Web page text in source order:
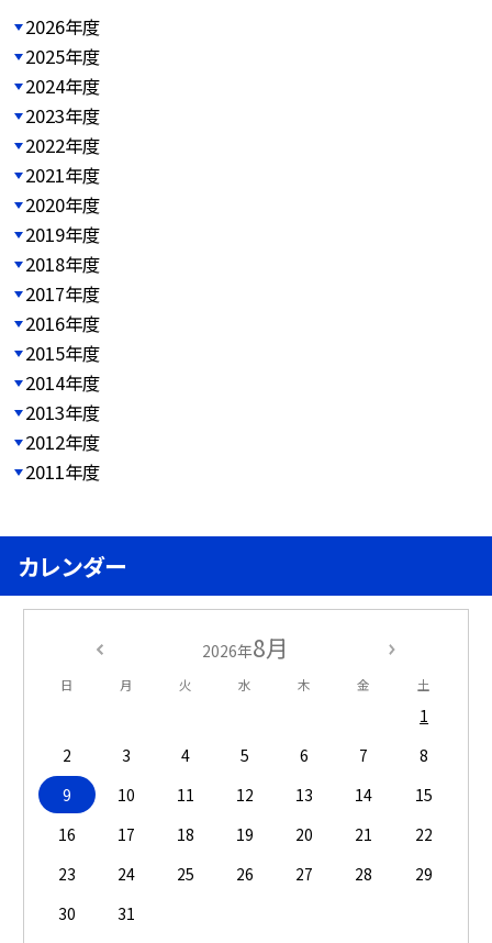
2026年度
2025年度
2024年度
2023年度
2022年度
2021年度
2020年度
2019年度
2018年度
2017年度
2016年度
2015年度
2014年度
2013年度
2012年度
2011年度
カレンダー
2026年8月
日 月 火 水 木 金 土
1
2
3 4 5 6 7
8
9
10 11 12 13 14
15
16
17 18 19 20 21
22
23
24 25 26 27 28
29
30
31